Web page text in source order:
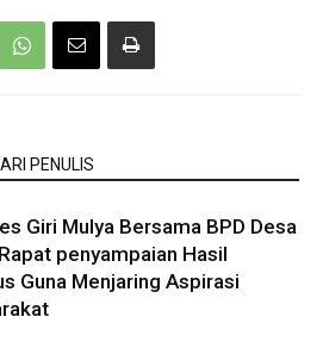
PENULIS
Giri Mulya Bersama BPD Desa
penyampaian Hasil
Guna Menjaring Aspirasi